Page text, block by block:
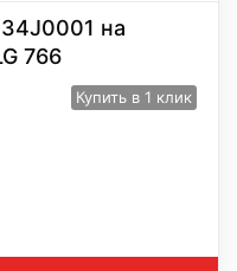
на
766
Купить в 1 клик